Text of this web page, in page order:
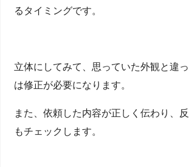
るタイミングです。
立体にしてみて、思っていた外観と違
は修正が必要になります。
また、依頼した内容が正しく伝わり、
もチェックします。